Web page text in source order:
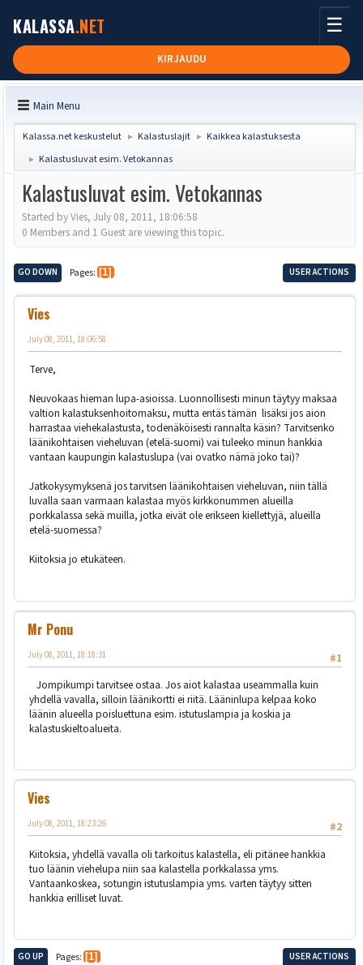
KALASSA.NET
KIRJAUDU
☰
Main Menu
Kalassa.net keskustelut ► Kalastuslajit ► Kaikkea kalastuksesta
► Kalastusluvat esim. Vetokannas
Kalastusluvat esim. Vetokannas
Started by Vies, July 08, 2011, 18:06:58
0 Members and 1 Guest are viewing this topic.
GO DOWN Pages 1 USER ACTIONS
Vies
July 08, 2011, 18:06:58
Terve,
Neuvokaas hieman lupa-asioissa. Luonnollisesti minun täytyy maksaa
valtion kalastuksenhoitomaksu, mutta entäs tämän lisäksi jos aion
harrastaa viehekalastusta, todenäköisesti rannalta käsin? Tarvitsenko
läänikohtaisen vieheluvan (etelä-suomi) vai tuleeko minun hankkia
vantaan kaupungin kalastuslupa (vai ovatko nämä joko tai)?
Jatkokysymyksenä jos tarvitsen läänikohtaisen vieheluvan, niin tällä
luvalla saan varmaan kalastaa myös kirkkonummen alueilla
porkkalassa sekä muilla, jotka eivät ole erikseen kiellettyjä, alueilla
etelä-suomessa?
Kiitoksia jo etukäteen.
Mr Ponu
#1
July 08, 2011, 18:18:31
Jompikumpi tarvitsee ostaa. Jos aiot kalastaa useammalla kuin
yhdellä vavalla, silloin läänikortti ei riitä. Lääninlupa kelpaa koko
läänin alueella poisluettuna esim. istutuslampia ja koskia ja
kalastuskieltoalueita.
Vies
#2
July 08, 2011, 18:23:26
Kiitoksia, yhdellä vavalla oli tarkoitus kalastella, eli pitänee hankkia
tuo läänin viehelupa niin saa kalastella porkkalassa yms.
Vantaankoskea, sotungin istutuslampia yms. varten täytyy sitten
hankkia erilliset luvat.
GO UP Pages 1 USER ACTIONS